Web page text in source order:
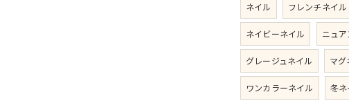
ネイル フレンチネイル
ネイビーネイル ニュ
グレージュネイル マグ
ワンカラーネイル 冬ネ